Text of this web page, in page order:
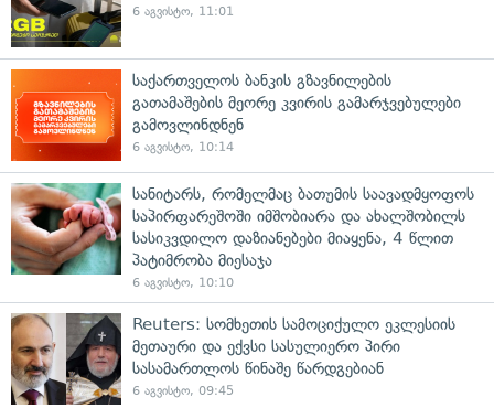
6 აგვისტო, 11:01
საქართველოს ბანკის გზავნილების
გათამაშების მეორე კვირის გამარჯვებულები
გამოვლინდნენ
6 აგვისტო, 10:14
სანიტარს, რომელმაც ბათუმის საავადმყოფოს
საპირფარეშოში იმშობიარა და ახალშობილს
სასიკვდილო დაზიანებები მიაყენა, 4 წლით
პატიმრობა მიესაჯა
6 აგვისტო, 10:10
Reuters: სომხეთის სამოციქულო ეკლესიის
მეთაური და ექვსი სასულიერო პირი
სასამართლოს წინაშე წარდგებიან
6 აგვისტო, 09:45